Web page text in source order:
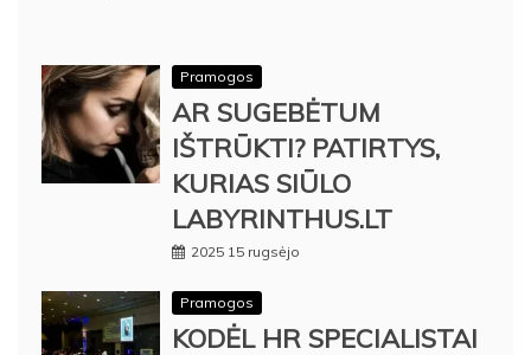
Pramogos
AR SUGEBĖTUM
IŠTRŪKTI? PATIRTYS,
KURIAS SIŪLO
LABYRINTHUS.LT
2025 15 rugsėjo
Pramogos
KODĖL HR SPECIALISTAI